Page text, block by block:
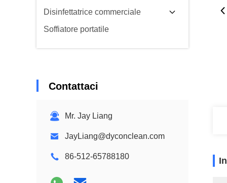
Disinfettatrice commerciale
Soffiatore portatile
Contattaci
Mr. Jay Liang
JayLiang@dyconclean.com
86-512-65788180